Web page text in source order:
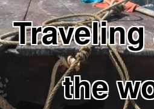
the